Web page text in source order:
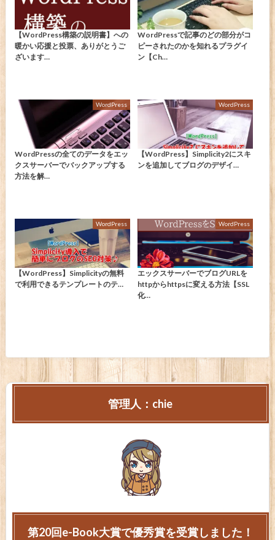
【WordPress構築の説明書】への
暖かい応援と投票、ありがとうご
ざいます…
WordPressで記事のどの部分がコ
ピーされたのかを知れるプラグイ
ン【Ch…
WordPress
WordPressの全てのデータをエッ
クスサーバーでバックアップする
方法を解…
WordPress
【WordPress】Simplicity2にスキ
ンを追加してブログのデザイ…
WordPress
【WordPress】Simplicityの無料
で利用できるテンプレートのテ…
WordPress
エックスサーバーでブログURLを
httpからhttpsに変える方法【SSL
化…
管理人：chie
第20回e-Book大賞で優秀賞を受賞しました！